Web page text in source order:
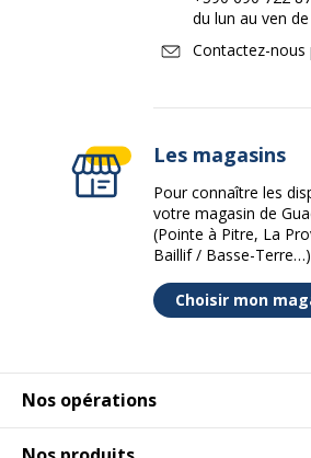
Nos opérations
du lun au ven
Contactez-nous
Les magasins
Pour connaître les
votre magasin de
(Pointe à Pitre, La
Baillif / Basse-Terre…)
Choisir mon